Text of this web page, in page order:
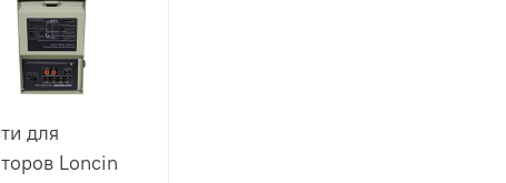
для
Loncin